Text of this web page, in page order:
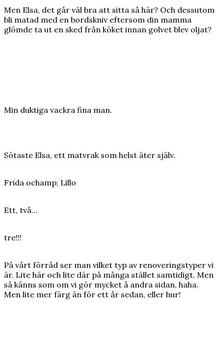
Men Elsa, det går väl bra att sitta så här? Och dessutom
bli matad med en bordskniv eftersom din mamma
glömde ta ut en sked från köket innan golvet blev oljat?
Min duktiga vackra fina man.
Sötaste Elsa, ett matvrak som helst äter själv.
Frida ochamp; Lillo
Ett, två…
tre!!!
På vårt förråd ser man vilket typ av renoveringstyper vi
är. Lite här och lite där på många stället samtidigt. Men
så känns som om vi gör mycket å andra sidan, haha.
Men lite mer färg än för ett år sedan, eller hur!